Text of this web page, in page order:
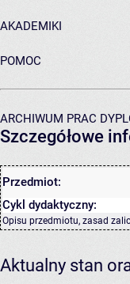
AKADEMIKI
POMOC
ARCHIWUM PRAC
Szczegółowe
Przedmiot:
Cykl dydaktyczny:
Opisu przedmiotu, zasad
Aktualny stan